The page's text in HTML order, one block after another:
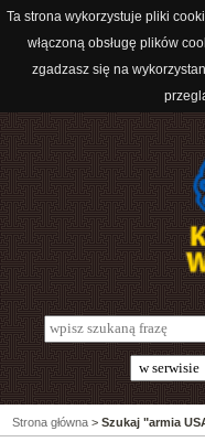
Ta strona wykorzystuje pliki
włączoną obsługę plików
zgadzasz się na
Strona główna > Szukaj "armia